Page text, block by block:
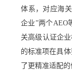
体系，对应海
企业”两个AEO
关高级认证企
的标准项在具
了更精准适配